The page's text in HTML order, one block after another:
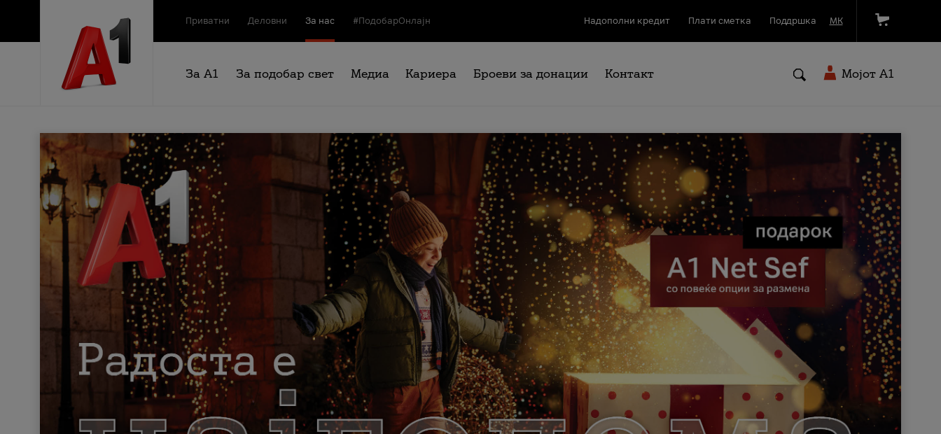
Приватни Деловни За нас #ПодобарОнлајн Надополни кредит Плати сметка Поддршка МК
За А1 За подобар свет Медиа Кариера Броеви за донации Контакт Мојот A1